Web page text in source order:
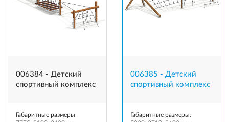
006384 - Детский
спортивный комплекс
Габаритные размеры:
006385 - Детский
спортивный комплекс
Габаритные размеры: